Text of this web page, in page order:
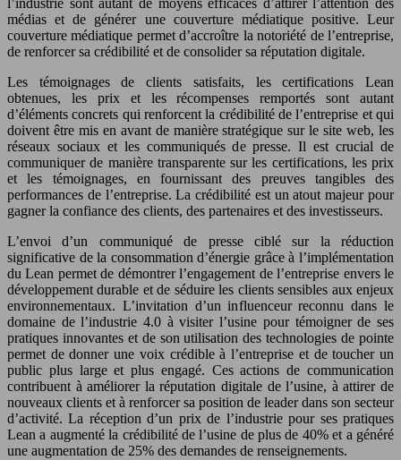
l’industrie sont autant de moyens efficaces d’attirer l’attention des
médias et de générer une couverture médiatique positive. Leur
couverture médiatique permet d’accroître la notoriété de l’entreprise,
de renforcer sa crédibilité et de consolider sa réputation digitale.
Les témoignages de clients satisfaits, les certifications Lean
obtenues, les prix et les récompenses remportés sont autant
d’éléments concrets qui renforcent la crédibilité de l’entreprise et qui
doivent être mis en avant de manière stratégique sur le site web, les
réseaux sociaux et les communiqués de presse. Il est crucial de
communiquer de manière transparente sur les certifications, les prix
et les témoignages, en fournissant des preuves tangibles des
performances de l’entreprise. La crédibilité est un atout majeur pour
gagner la confiance des clients, des partenaires et des investisseurs.
L’envoi d’un communiqué de presse ciblé sur la réduction
significative de la consommation d’énergie grâce à l’implémentation
du Lean permet de démontrer l’engagement de l’entreprise envers le
développement durable et de séduire les clients sensibles aux enjeux
environnementaux. L’invitation d’un influenceur reconnu dans le
domaine de l’industrie 4.0 à visiter l’usine pour témoigner de ses
pratiques innovantes et de son utilisation des technologies de pointe
permet de donner une voix crédible à l’entreprise et de toucher un
public plus large et plus engagé. Ces actions de communication
contribuent à améliorer la réputation digitale de l’usine, à attirer de
nouveaux clients et à renforcer sa position de leader dans son secteur
d’activité. La réception d’un prix de l’industrie pour ses pratiques
Lean a augmenté la crédibilité de l’usine de plus de 40% et a généré
une augmentation de 25% des demandes de renseignements.